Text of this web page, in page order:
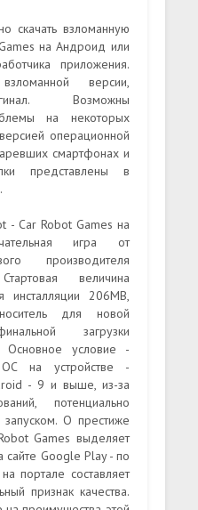
скачать взломанную
на Андроид или
приложения.
версии,
Возможны
на некоторых
операционной
смартфонах и
представлены в
- Car Robot Games на
игра от
производителя
величина
206MB,
для новой
загрузки
Основное условие -
на устройстве -
- 9 и выше, из-за
потенциально
О престиже
Games выделяет
сайте Google Play - по
портале составляет
признак качества.